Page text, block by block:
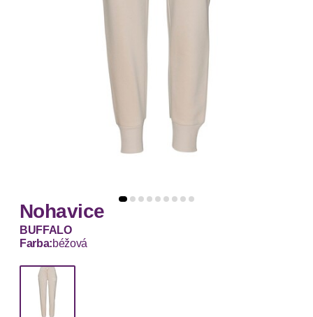
Nohavice
BUFFALO
Farba:béžová